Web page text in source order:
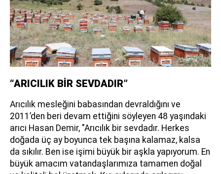
“ARICILIK BİR SEVDADIR”
Arıcılık mesleğini babasından devraldığını ve
2011’den beri devam ettiğini söyleyen 48 yaşındaki
arıcı Hasan Demir, "Arıcılık bir sevdadır. Herkes
doğada üç ay boyunca tek başına kalamaz, kalsa
da sıkılır. Ben ise işimi büyük bir aşkla yapıyorum. En
büyük amacım vatandaşlarımıza tamamen doğal